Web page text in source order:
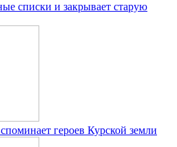
списки и закрывает старую
героев Курской земли